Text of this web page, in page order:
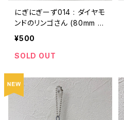
にぎにぎーず014 : ダイヤモ
ンドのリンゴさん (80mm x
70mm 厚さ20mmくらい)
¥500
SOLD OUT